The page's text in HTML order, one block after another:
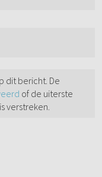
dit bericht. De
of de uiterste
verstreken.